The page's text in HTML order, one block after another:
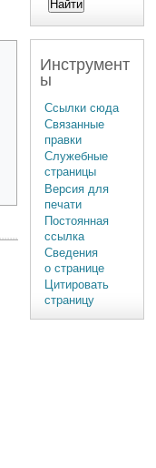
Инструмент
ы
Ссылки сюда
Связанные
правки
Служебные
страницы
Версия для
печати
Постоянная
ссылка
Сведения
о странице
Цитировать
страницу